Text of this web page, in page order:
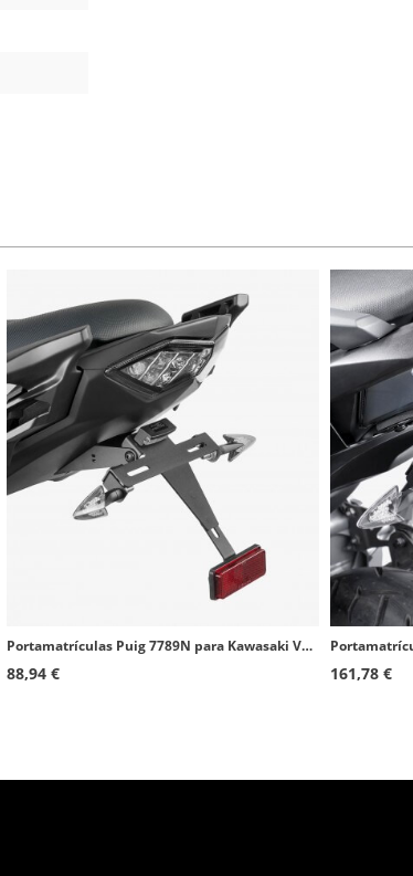
Portamatrículas Puig 7789N para Kawasaki Versys 650 (15-26)
88,94 € 161,78 €